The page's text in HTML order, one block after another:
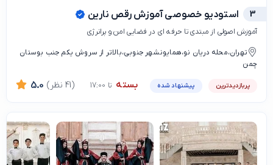
3 استودیو خصوصی آموزش رقص نارین
آموزش اصولی از مبتدی تا حرفه ای در فضایی امن و پرانرژی
تهران،محله دریان نو،همایونشهر جنوبی،بالاتر از سروش یکم جنب بوستان
چمن
پربازدیدترین پیشنهاد شده بسته تا 17:00 5.0 (41 نظر)